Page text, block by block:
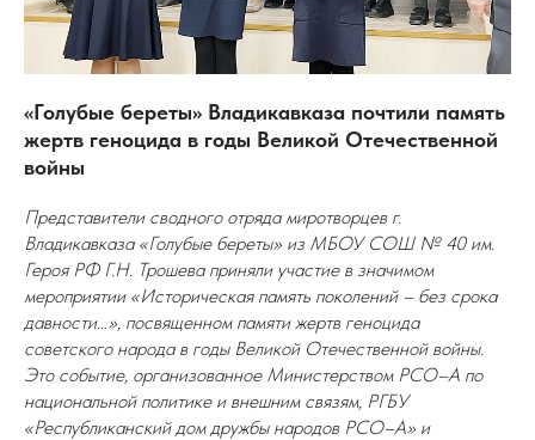
«Голубые береты» Владикавказа почтили память
жертв геноцида в годы Великой Отечественной
войны
Представители сводного отряда миротворцев г.
Владикавказа «Голубые береты» из МБОУ СОШ № 40 им.
Героя РФ Г.Н. Трошева приняли участие в значимом
мероприятии «Историческая память поколений – без срока
давности…», посвященном памяти жертв геноцида
советского народа в годы Великой Отечественной войны.
Это событие, организованное Министерством РСО–А по
национальной политике и внешним связям, РГБУ
«Республиканский дом дружбы народов РСО–А» и